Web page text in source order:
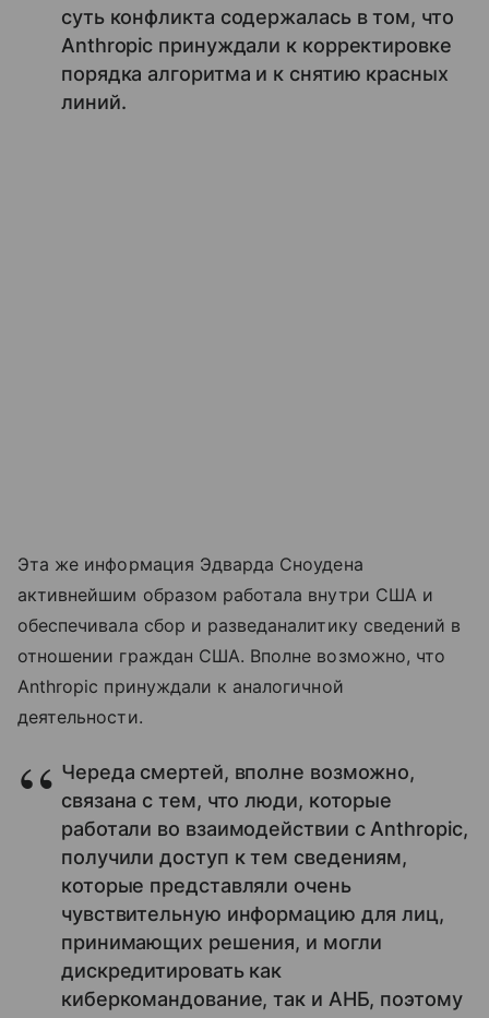
суть конфликта содержалась в том, что
Anthropic принуждали к корректировке
порядка алгоритма и к снятию красных
линий.
Эта же информация Эдварда Сноудена
активнейшим образом работала внутри США и
обеспечивала сбор и разведаналитику сведений в
отношении граждан США. Вполне возможно, что
Anthropic принуждали к аналогичной
деятельности.
Череда смертей, вполне возможно,
связана с тем, что люди, которые
работали во взаимодействии с Anthropic,
получили доступ к тем сведениям,
которые представляли очень
чувствительную информацию для лиц,
принимающих решения, и могли
дискредитировать как
киберкомандование, так и АНБ, поэтому